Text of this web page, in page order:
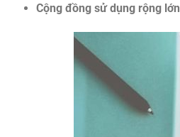
Cộng đồng sử dụng rộng lớn